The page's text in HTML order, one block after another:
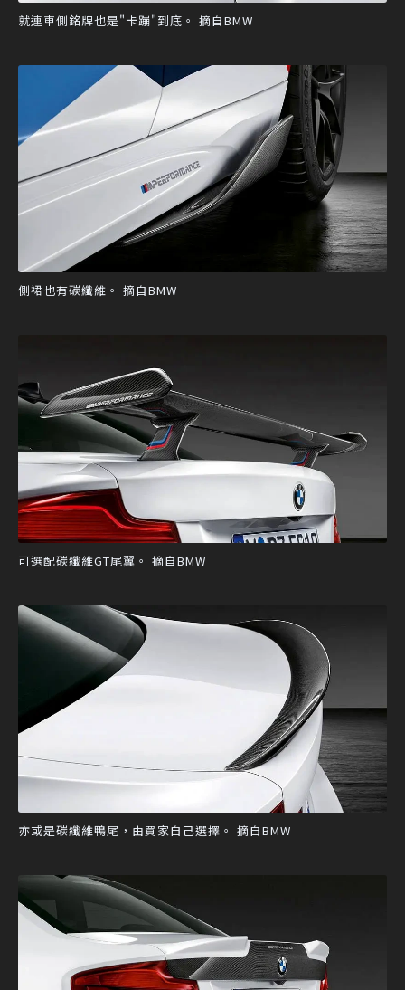
就連車側銘牌也是"卡蹦"到底。 摘自BMW
側裙也有碳纖維。 摘自BMW
可選配碳纖維GT尾翼。 摘自BMW
亦或是碳纖維鴨尾，由買家自己選擇。 摘自BMW